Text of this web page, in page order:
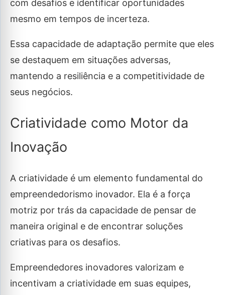
com desafios e identificar oportunidades
mesmo em tempos de incerteza.
Essa capacidade de adaptação permite que eles
se destaquem em situações adversas,
mantendo a resiliência e a competitividade de
seus negócios.
Criatividade como Motor da
Inovação
A criatividade é um elemento fundamental do
empreendedorismo inovador. Ela é a força
motriz por trás da capacidade de pensar de
maneira original e de encontrar soluções
criativas para os desafios.
Empreendedores inovadores valorizam e
incentivam a criatividade em suas equipes,